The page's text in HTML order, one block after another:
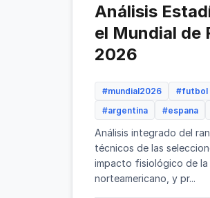
Análisis
el Mundial de
2026
#mundial2026 #futbol
#argentina
#espana
Análisis integrado del
técnicos de las
impacto fisiológico de
norteamericano, y pr...